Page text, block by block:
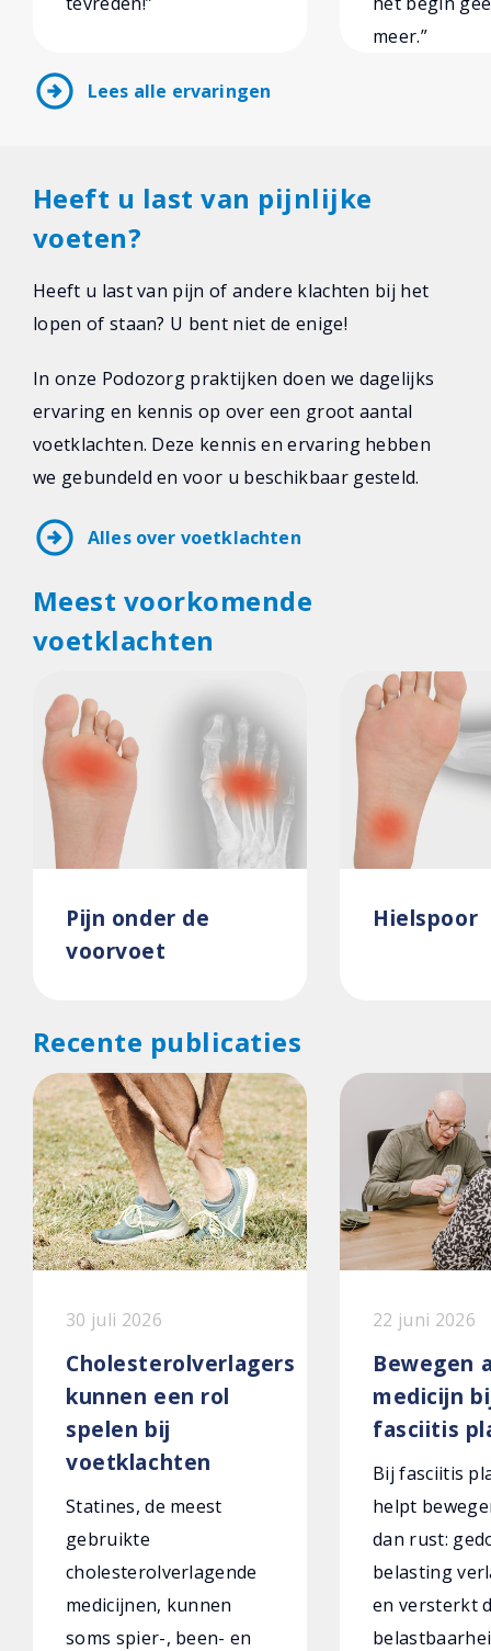
meer.”
arrow_circle_right Lees alle ervaringen
Heeft u last van pijnlijke
voeten?
Heeft u last van pijn of andere klachten bij het
lopen of staan? U bent niet de enige!
In onze Podozorg praktijken doen we dagelijks
ervaring en kennis op over een groot aantal
voetklachten. Deze kennis en ervaring hebben
we gebundeld en voor u beschikbaar gesteld.
arrow_circle_right Alles over voetklachten
Meest voorkomende
voetklachten
Pijn onder de
voorvoet
Hielspoor
Recente publicaties
30 juli 2026
Cholesterolverlagers
kunnen een rol
spelen bij
voetklachten
Statines, de meest
gebruikte
cholesterolverlagende
medicijnen, kunnen
soms spier-, been- en
22 juni 2026
Bewegen
medicijn
fasciitis
Bij fasciitis
helpt
dan rust:
belasting
en versterkt